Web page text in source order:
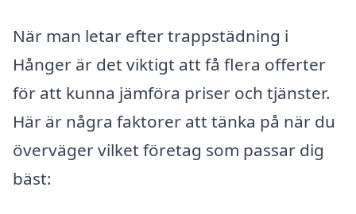
När man letar efter trappstädning i
Hånger är det viktigt att få flera offerter
för att kunna jämföra priser och tjänster.
Här är några faktorer att tänka på när du
överväger vilket företag som passar dig
bäst: